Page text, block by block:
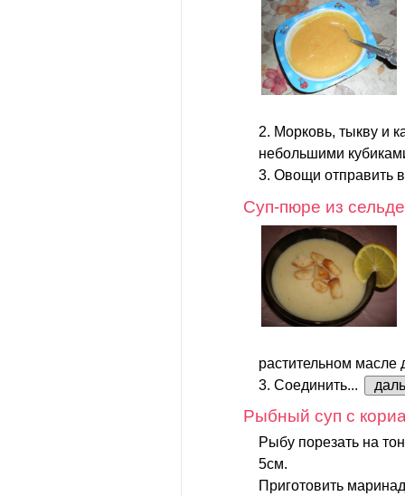
2. Морковь, тыкву и
небольшими
3. Овощи отправить
Суп-пюре из
растительном масле
3. Соединить...
Рыбный суп с
Рыбу порезать на
5см.
Приготовить